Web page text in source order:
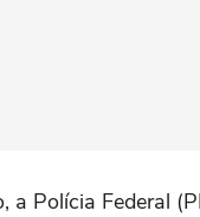
a Polícia Federal